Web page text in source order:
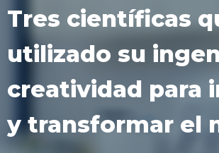
Tres científicas
utilizado su
creatividad para
y transformar el